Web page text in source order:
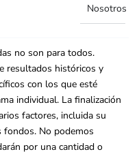
Nosotros
no son para todos.
resultados históricos y
con los que esté
individual. La finalización
factores, incluida su
fondos. No podemos
por una cantidad o